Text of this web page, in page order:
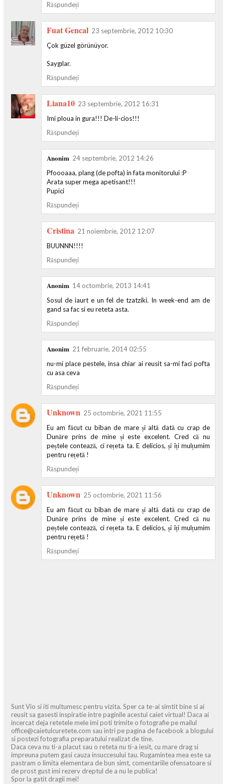
Răspundeți
Fuat Gencal 23 septembrie, 2012 10:30
Çok güzel görünüyor.
Saygılar.
Răspundeți
Liana10 23 septembrie, 2012 16:31
Imi ploua in gura!!! De-li-cios!!!
Răspundeți
Anonim 24 septembrie, 2012 14:26
Pfoooaaa, plang (de pofta) in fata monitorului :P
Arata super mega apetisant!!!
Pupici
Răspundeți
Cristina 21 noiembrie, 2012 12:07
BUUNNN!!!!
Răspundeți
Anonim 14 octombrie, 2013 14:41
Sosul de iaurt e un fel de tzatziki. In week-end am de
gand sa fac si eu reteta asta.
Răspundeți
Anonim 21 februarie, 2014 02:55
nu-mi place pestele, insa chiar ai reusit sa-mi faci pofta
cu asa ceva
Răspundeți
Unknown 25 octombrie, 2021 11:55
Eu am făcut cu biban de mare și altă dată cu crap de
Dunăre prins de mine și este excelent. Cred că nu
peștele contează, ci rețeta ta. E delicios, și îți mulțumim
pentru rețetă !
Răspundeți
Unknown 25 octombrie, 2021 11:56
Eu am făcut cu biban de mare și altă dată cu crap de
Dunăre prins de mine și este excelent. Cred că nu
peștele contează, ci rețeta ta. E delicios, și îți mulțumim
pentru rețetă !
Răspundeți
Sunt Vio si iti multumesc pentru vizita. Sper ca te-ai simtit bine si ai
reusit sa gasesti inspiratie intre paginile acestui caiet virtual! Daca ai
incercat deja retetele mele imi poti trimite o fotografie pe mailul
office@caietulcuretete.com sau intri pe pagina de facebook a blogului
si postezi fotografia preparatului realizat de tine.
Daca ceva nu ti-a placut sau o reteta nu ti-a iesit, cu mare drag si
impreuna putem gasi cauza insuccesului tau. Rugamintea mea este sa
pastram o limita elementara de bun simt, comentariile ofensatoare si
de prost gust imi rezerv dreptul de a nu le publica!
Spor la gatit dragii mei!